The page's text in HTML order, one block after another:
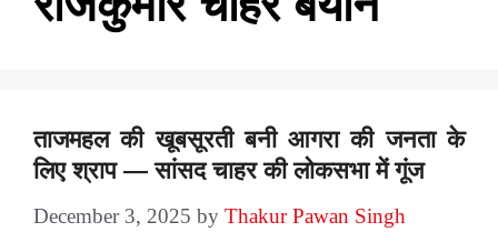
ताजमहल की खूबसूरती बनी आगरा की जनता के
लिए श्राप — सांसद चाहर की लोकसभा में गूंज
December 3, 2025 by Thakur Pawan Singh